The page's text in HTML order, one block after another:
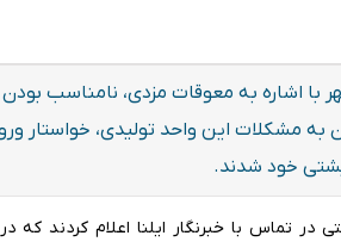
با اشاره به معوقات مزدی، نامناسب
مشکلات این واحد تولیدی، خواستار
خود شدند.
در تماس با خبرنگار ایلنا اعلام کردند